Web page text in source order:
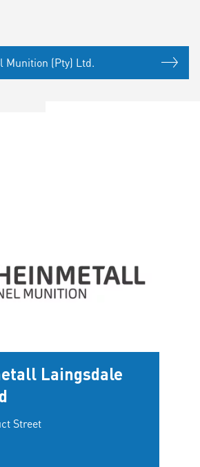
Munition (Pty) Ltd.
Laingsdale
Street